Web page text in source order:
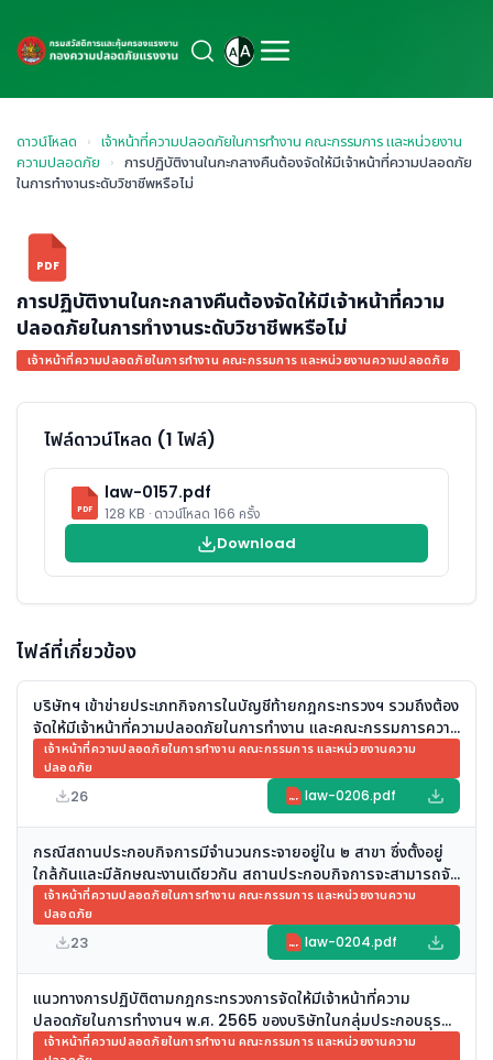
ดาวน์โหลด › เจ้าหน้าที่ความปลอดภัยในการทำงาน คณะกรรมการ และหน่วยงาน
ความปลอดภัย › การปฏิบัติงานในกะกลางคืนต้องจัดให้มีเจ้าหน้าที่ความปลอดภัย
ในการทำงานระดับวิชาชีพหรือไม่
PDF
การปฏิบัติงานในกะกลางคืนต้องจัดให้มีเจ้าหน้าที่ความ
ปลอดภัยในการทำงานระดับวิชาชีพหรือไม่
เจ้าหน้าที่ความปลอดภัยในการทำงาน คณะกรรมการ และหน่วยงานความปลอดภัย
ไฟล์ดาวน์โหลด (1 ไฟล์)
PDF
law-0157.pdf
128 KB · ดาวน์โหลด 166 ครั้ง
Download
ไฟล์ที่เกี่ยวข้อง
บริษัทฯ เข้าข่ายประเภทกิจการในบัญชีท้ายกฎกระทรวงฯ รวมถึงต้อง
จัดให้มีเจ้าหน้าที่ความปลอดภัยในการทำงาน และคณะกรรมการความ
ปลอดภัย อาชีวอนามัย และสภาพแวดล้อมในการทำงาน ของสถาน
ประกอบกิจการ หรือไม่
เจ้าหน้าที่ความปลอดภัยในการทำงาน คณะกรรมการ และหน่วยงานความ
ปลอดภัย
26 PDF law-0206.pdf
กรณีสถานประกอบกิจการมีจำนวนกระจายอยู่ใน ๒ สาขา ซึ่งตั้งอยู่
ใกล้กันและมีลักษณะงานเดียวกัน สถานประกอบกิจการจะสามารถจัด
ให้มีเจ้าหน้าที่ความปลอดภัยในการทำงานระดับวิชาชีพเพียง ๑ คน
เพื่อปฏิบัติหน้าที่รับผิดชอบดูแลด้านความปลอดภัยในการทำงาน
ครอบคลุมทั้งสองสาขา ได้หรือไม่
เจ้าหน้าที่ความปลอดภัยในการทำงาน คณะกรรมการ และหน่วยงานความ
ปลอดภัย
23 PDF law-0204.pdf
แนวทางการปฏิบัติตามกฎกระทรวงการจัดให้มีเจ้าหน้าที่ความ
ปลอดภัยในการทำงานฯ พ.ศ. 2565 ของบริษัทในกลุ่มประกอบธุรกิจ
ในลักษณะ Digital Platform และบริการที่เกี่ยวข้อง
เจ้าหน้าที่ความปลอดภัยในการทำงาน คณะกรรมการ และหน่วยงานความ